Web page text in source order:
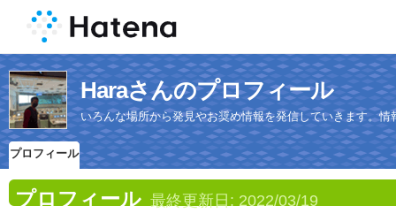
Haraさんのプロフィール
いろんな場所から発見やお奨め情報を発信していきます。
プロフィール
プロフィール 最終更新日: 2022/03/19